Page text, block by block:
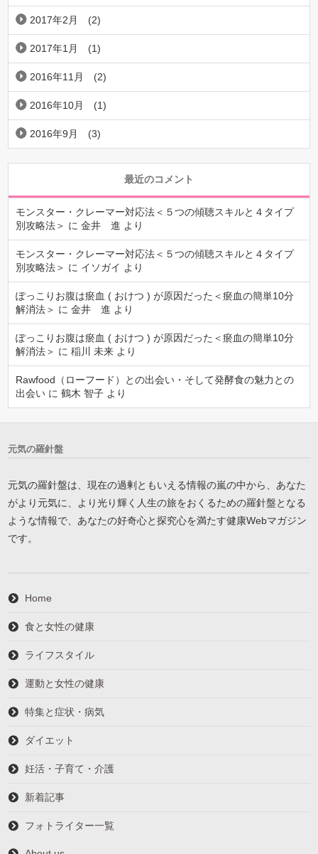
2017年2月 (2)
2017年1月 (1)
2016年11月 (2)
2016年10月 (1)
2016年9月 (3)
最近のコメント
モンスター・クレーマー対応法＜５つの傾聴スキルと４タイプ
別攻略法＞ に金井 進 より
モンスター・クレーマー対応法＜５つの傾聴スキルと４タイプ
別攻略法＞ に イソガイ より
ぽっこりお腹は瘀血 ( おけつ ) が原因だった＜瘀血の簡単10分
解消法＞ に金井 進 より
ぽっこりお腹は瘀血 ( おけつ ) が原因だった＜瘀血の簡単10分
解消法＞ に稲川 未来 より
Rawfood（ローフード）との出会い・そして発酵食の魅力との
出会い に鶴木 智子 より
元気の羅針盤
元気の羅針盤は、現在の過剰ともいえる情報の嵐の中から、あなた
がより元気に、より光り輝く人生の旅をおくるための羅針盤となる
ような情報で、あなたの好奇心と探究心を満たす健康Webマガジン
です。
Home
食と女性の健康
ライフスタイル
運動と女性の健康
特集と症状・病気
ダイエット
妊活・子育て・介護
新着記事
フォトライター一覧